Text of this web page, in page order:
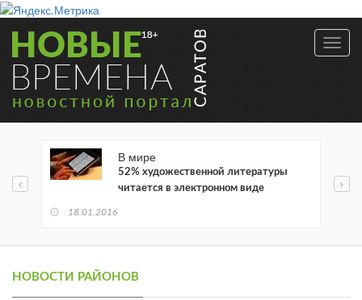
В мире
52% художественной литературы
читается в электронном виде
18.01.2016
НОВОСТИ РАЙОНОВ